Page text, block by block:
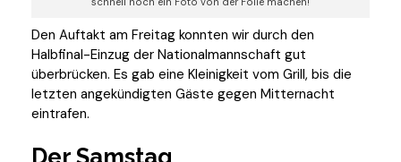
Den Auftakt am Freitag konnten wir durch den
Halbfinal-Einzug der Nationalmannschaft gut
überbrücken. Es gab eine Kleinigkeit vom Grill, bis die
letzten angekündigten Gäste gegen Mitternacht
eintrafen.
Der Samstag